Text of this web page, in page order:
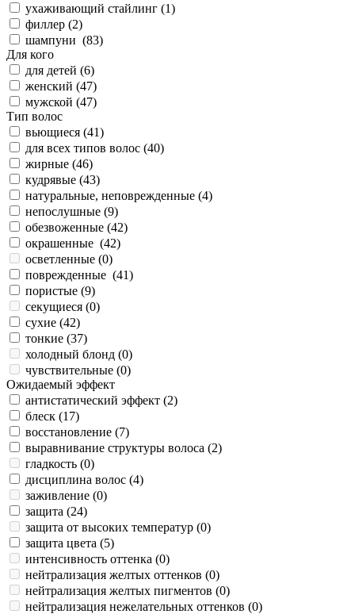
ухаживающий стайлинг (1)
филлер (2)
шампуни (83)
Для кого
для детей (6)
женский (47)
мужской (47)
Тип волос
вьющиеся (41)
для всех типов волос (40)
жирные (46)
кудрявые (43)
натуральные, неповрежденные (4)
непослушные (9)
обезвоженные (42)
окрашенные (42)
осветленные (0)
поврежденные (41)
пористые (9)
секущиеся (0)
сухие (42)
тонкие (37)
холодный блонд (0)
чувствительные (0)
Ожидаемый эффект
антистатический эффект (2)
блеск (17)
восстановление (7)
выравнивание структуры волоса (2)
гладкость (0)
дисциплина волос (4)
заживление (0)
защита (24)
защита от высоких температур (0)
защита цвета (5)
интенсивность оттенка (0)
нейтрализация желтых оттенков (0)
нейтрализация желтых пигментов (0)
нейтрализация нежелательных оттенков (0)